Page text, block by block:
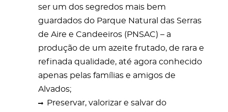
ser um dos segredos mais bem
guardados do Parque Natural das Serras
de Aire e Candeeiros (PNSAC) – a
produção de um azeite frutado, de rara e
refinada qualidade, até agora conhecido
apenas pelas famílias e amigos de
Alvados;
Preservar, valorizar e salvar do